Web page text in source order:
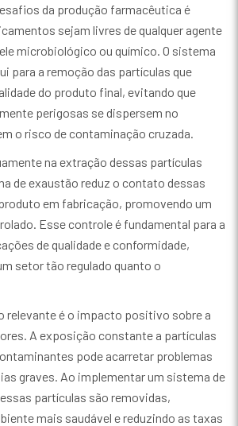
da produção farmacêutica é
sejam livres de qualquer agente
microbiológico ou químico. O sistema
para a remoção das partículas que
do produto final, evitando que
perigosas se dispersem no
o risco de contaminação cruzada.
na extração dessas partículas
de exaustão reduz o contato dessas
em fabricação, promovendo um
Esse controle é fundamental para a
de qualidade e conformidade,
setor tão regulado quanto o
relevante é o impacto positivo sobre a
A exposição constante a partículas
pode acarretar problemas
graves. Ao implementar um sistema de
partículas são removidas,
mais saudável e reduzindo as taxas